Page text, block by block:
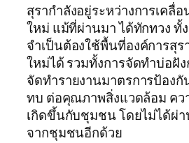
สุรากำลังอยู่ระหว่างการเคลื่
ใหม่ แม้ที่ผ่านมา ได้ทักทวง ทั้ง
จำเป็นต้องใช้พื้นที่องค์การสุ
ใหม่ได้ รวมทั้งการจัดทำบ่อฝั
จัดทำรายงานมาตรการป้อง
ทบ ต่อคุณภาพสิ่งแวดล้อม คว
เกิดขึ้นกับชุมชน โดยไม่ได้ผ่
จากชุมชนอีกด้วย